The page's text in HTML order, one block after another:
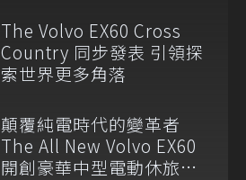
The Volvo EX60 Cross
Country 同步發表 引領探
索世界更多角落
顛覆純電時代的變革者
The All New Volvo EX60
開創豪華中型電動休旅新